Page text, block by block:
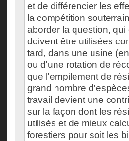
et de différencier les
la compétition
aborder la question,
doivent être utilisées
tard, dans une usine
ou d'une rotation de
que l'empilement de
grand nombre
travail devient une
sur la façon dont les
utilisés et de mieux
forestiers pour soit les